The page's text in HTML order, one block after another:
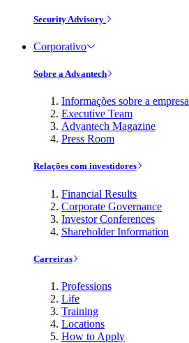
Security Advisory
Corporativo
Sobre a Advantech
Informações sobre a empresa
Executive Team
Advantech Magazine
Press Room
Relações com investidores
Financial Results
Corporate Governance
Investor Conferences
Shareholder Information
Carreiras
Professions
Life
Training
Locations
How to Apply